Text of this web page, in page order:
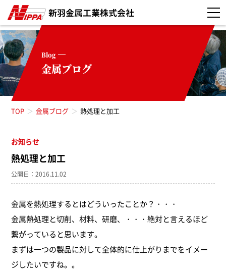
Blog
金属ブログ
TOP 金属ブログ 熱処理と加工
お知らせ
熱処理と加工
公開日：2016.11.02
金属を熱処理するとはどういったことか？・・・
金属熱処理と切削、材料、研磨、・・・絶対と言えるほど
繋がっていると思います。
まずは一つの製品に対して全体的に仕上がりまでをイメー
ジしたいですね。。
お知らせ（52）
高周波焼入れ（11）
ソルト焼入れ（8）